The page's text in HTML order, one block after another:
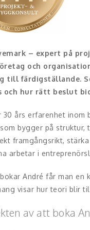
– expert på
och
till färdigställande.
och hur rätt beslut
30 års erfarenhet inom
bygger på
framgångsrikt,
arbetar i
André får man
visar hur teori blir
av att boka